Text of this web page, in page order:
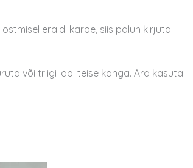
eraldi karpe, siis palun kirjuta
või triigi läbi teise kanga. Ära kasuta